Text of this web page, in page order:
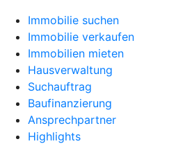
Immobilie suchen
Immobilie verkaufen
Immobilien mieten
Hausverwaltung
Suchauftrag
Baufinanzierung
Ansprechpartner
Highlights